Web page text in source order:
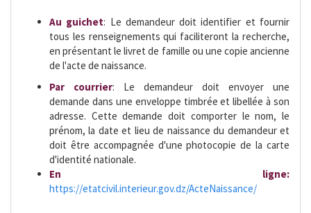
Au guichet: Le demandeur doit identifier et fournir
tous les renseignements qui faciliteront la recherche,
en présentant le livret de famille ou une copie ancienne
de l'acte de naissance.
Par courrier: Le demandeur doit envoyer une
demande dans une enveloppe timbrée et libellée à son
adresse. Cette demande doit comporter le nom, le
prénom, la date et lieu de naissance du demandeur et
doit être accompagnée d'une photocopie de la carte
d'identité nationale.
En ligne:
https://etatcivil.interieur.gov.dz/ActeNaissance/